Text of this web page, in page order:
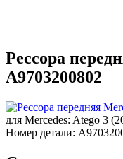
Рессора
А9703200802
для Mercedes: Atego 3
Номер детали: